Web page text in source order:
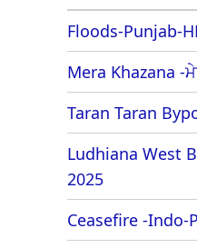
Floods-Punjab-
Mera Khazana -
Taran Taran
Ludhiana West
2025
Ceasefire -Indo-